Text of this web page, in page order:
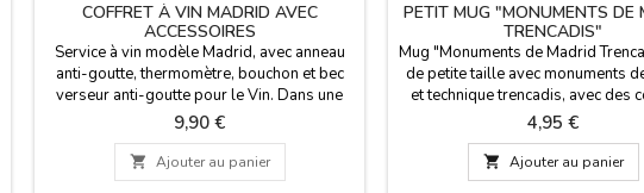
COFFRET À VIN MADRID AVEC
ACCESSOIRES
Service à vin modèle Madrid, avec anneau
anti-goutte, thermomètre, bouchon et bec
verseur anti-goutte pour le Vin. Dans une
boîte en laiton comme souvenir de Madrid.
Dimensions : 14,5 x 10,5 x 4,2 cm.
Prix
9,90 €
 Ajouter au panier
PETIT MUG "MONUMENTS DE
TRENCADIS"
Mug "Monuments de Madrid
de petite taille avec monuments
et technique trencadis, avec des
vives à l'intérieur. Dimensions : 7
x 6,5 cm de diamètre. Capacité
Prix
4,95 €
 Ajouter au panier